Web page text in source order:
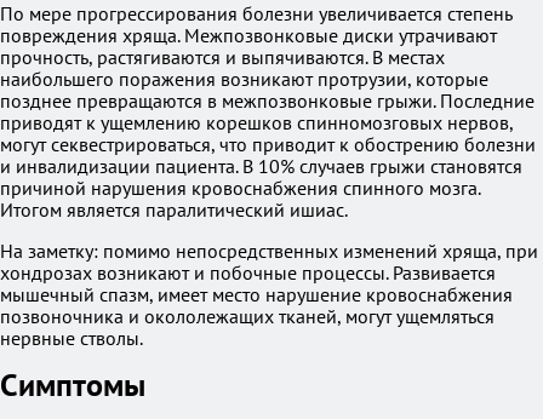
По мере прогрессирования болезни увеличивается степень
повреждения хряща. Межпозвонковые диски утрачивают
прочность, растягиваются и выпячиваются. В местах
наибольшего поражения возникают протрузии, которые
позднее превращаются в межпозвонковые грыжи. Последние
приводят к ущемлению корешков спинномозговых нервов,
могут секвестрироваться, что приводит к обострению болезни
и инвалидизации пациента. В 10% случаев грыжи становятся
причиной нарушения кровоснабжения спинного мозга.
Итогом является паралитический ишиас.
На заметку: помимо непосредственных изменений хряща, при
хондрозах возникают и побочные процессы. Развивается
мышечный спазм, имеет место нарушение кровоснабжения
позвоночника и окололежащих тканей, могут ущемляться
нервные стволы.
Симптомы